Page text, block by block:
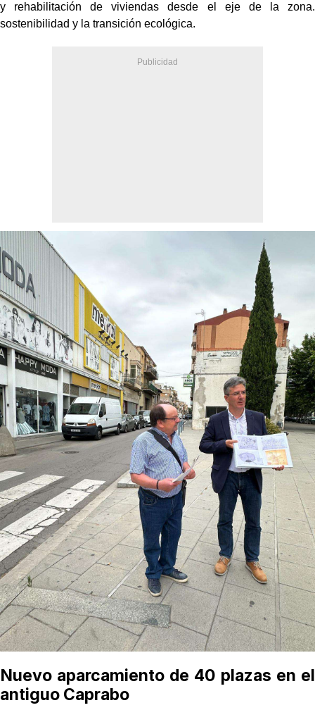
y rehabilitación de viviendas desde el eje de la zona.
sostenibilidad y la transición ecológica.
Nuevo aparcamiento de 40 plazas en el
antiguo Caprabo